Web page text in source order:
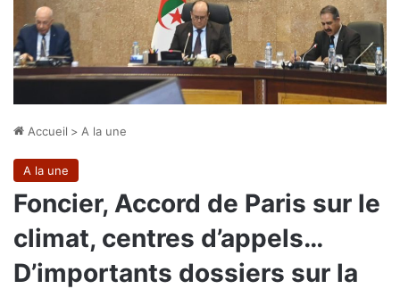
Accueil > A la une
A la une
Foncier, Accord de Paris sur le
climat, centres d’appels…
D’importants dossiers sur la